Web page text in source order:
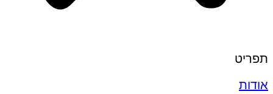
תפריט
אודות